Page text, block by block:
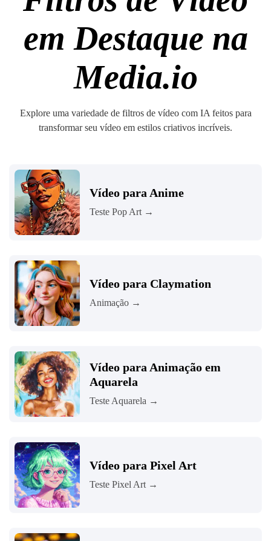
em Destaque na
Media.io
Explore uma variedade de filtros de vídeo com IA feitos para
transformar seu vídeo em estilos criativos incríveis.
Vídeo para Anime
Teste Pop Art →
Vídeo para Claymation
Animação →
Vídeo para Animação em
Aquarela
Teste Aquarela →
Vídeo para Pixel Art
Teste Pixel Art →